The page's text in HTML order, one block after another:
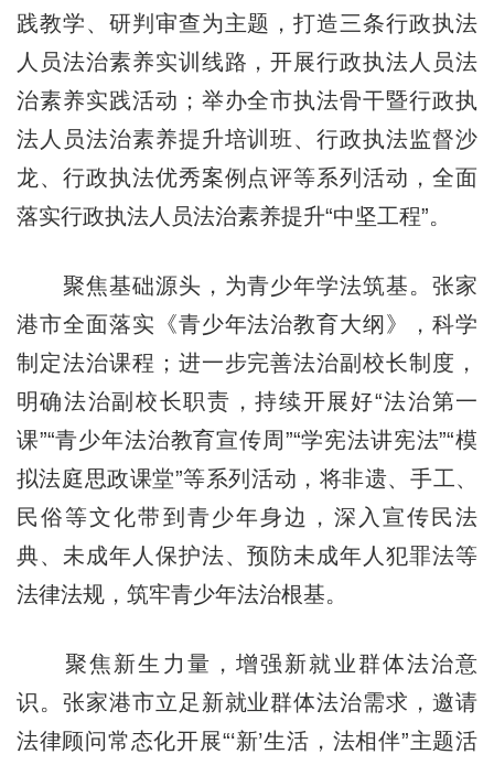
践教学、研判审查为主题，打造三条行政执法
人员法治素养实训线路，开展行政执法人员法
治素养实践活动；举办全市执法骨干暨行政执
法人员法治素养提升培训班、行政执法监督沙
龙、行政执法优秀案例点评等系列活动，全面
落实行政执法人员法治素养提升“中坚工程”。
聚焦基础源头，为青少年学法筑基。张家
港市全面落实《青少年法治教育大纲》，科学
制定法治课程；进一步完善法治副校长制度，
明确法治副校长职责，持续开展好“法治第一
课”“青少年法治教育宣传周”“学宪法讲宪法”“模
拟法庭思政课堂”等系列活动，将非遗、手工、
民俗等文化带到青少年身边，深入宣传民法
典、未成年人保护法、预防未成年人犯罪法等
法律法规，筑牢青少年法治根基。
聚焦新生力量，增强新就业群体法治意
识。张家港市立足新就业群体法治需求，邀请
法律顾问常态化开展“‘新’生活，法相伴”主题活